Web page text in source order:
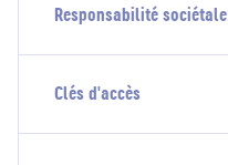
Responsabilité sociétale
Clés d'accès